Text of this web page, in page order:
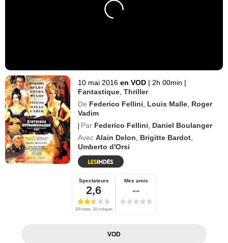
10 mai 2016 en VOD | 2h 00min |
Fantastique ,Thriller
De Federico Fellini Louis Malle Roger
Vadim
| Par Federico Fellini
Daniel Boulanger
Avec Alain Delon Brigitte Bardot
Umberto d'Orsi
Spectateurs
2,6
119 notes, 18 critiques
Mes amis
--
VOD